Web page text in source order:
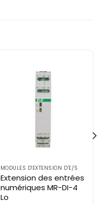
MODULES D'EXTENSION D'E/S
Extension des entrées
numériques MR-DI-4
Lo